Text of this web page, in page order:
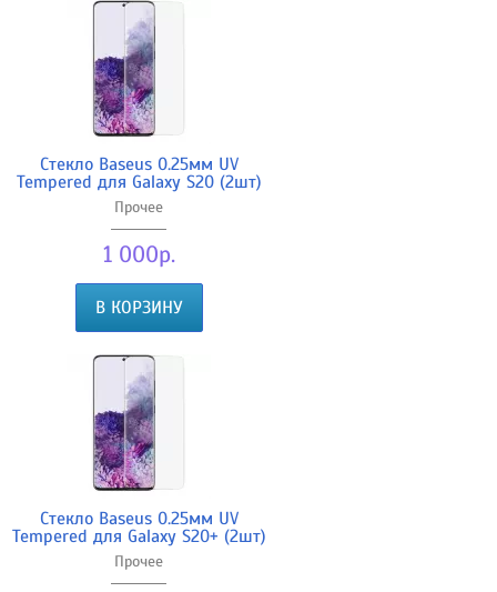
Стекло Baseus 0.25мм UV
Tempered для Galaxy S20 (2шт)
Прочее
1 000р.
В КОРЗИНУ
Стекло Baseus 0.25мм UV
Tempered для Galaxy S20+ (2шт)
Прочее